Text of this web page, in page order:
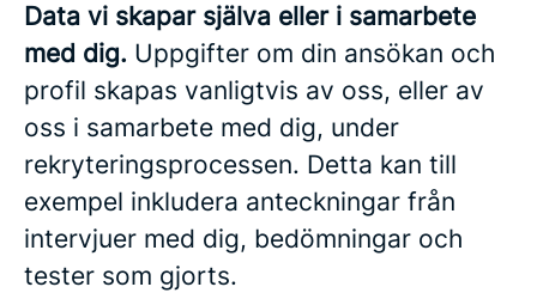
Data vi skapar själva eller i samarbete
med dig. Uppgifter om din ansökan och
profil skapas vanligtvis av oss, eller av
oss i samarbete med dig, under
rekryteringsprocessen. Detta kan till
exempel inkludera anteckningar från
intervjuer med dig, bedömningar och
tester som gjorts.